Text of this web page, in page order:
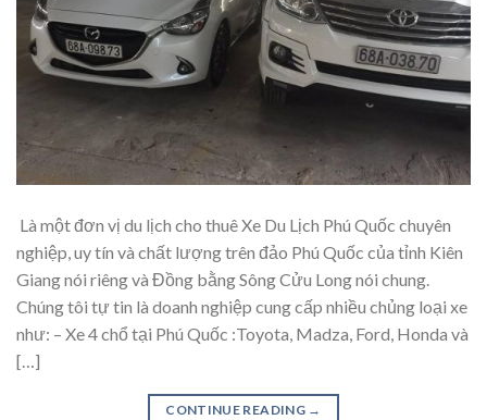
Là một đơn vị du lịch cho thuê Xe Du Lịch Phú Quốc chuyên
nghiệp, uy tín và chất lượng trên đảo Phú Quốc của tỉnh Kiên
Giang nói riêng và Đồng bằng Sông Cửu Long nói chung.
Chúng tôi tự tin là doanh nghiệp cung cấp nhiều chủng loại xe
như: – Xe 4 chổ tại Phú Quốc :Toyota, Madza, Ford, Honda và
[…]
CONTINUE READING →